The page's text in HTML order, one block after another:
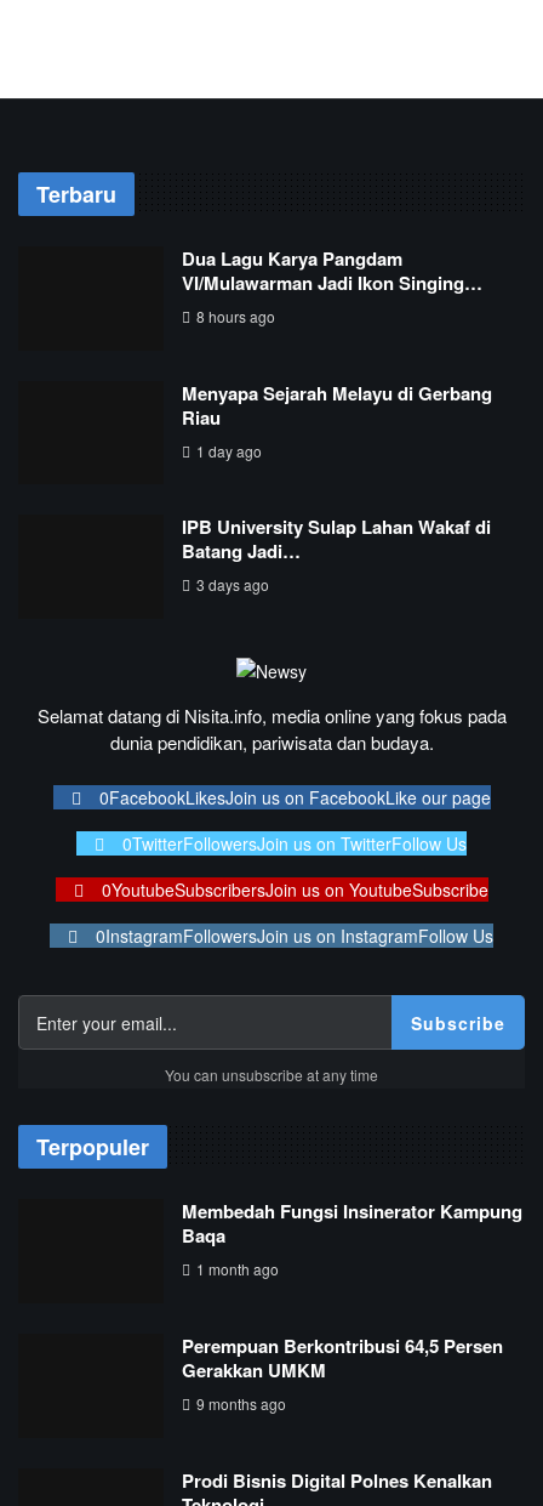
Terbaru
Dua Lagu Karya Pangdam
VI/Mulawarman Jadi Ikon Singing…
8 hours ago
Menyapa Sejarah Melayu di Gerbang
Riau
1 day ago
IPB University Sulap Lahan Wakaf di
Batang Jadi…
3 days ago
Selamat datang di Nisita.info, media online yang fokus pada
dunia pendidikan, pariwisata dan budaya.
0FacebookLikesJoin us on FacebookLike our page
0TwitterFollowersJoin us on TwitterFollow Us
0YoutubeSubscribersJoin us on YoutubeSubscribe
0InstagramFollowersJoin us on InstagramFollow Us
Subscribe
You can unsubscribe at any time
Terpopuler
Membedah Fungsi Insinerator Kampung
Baqa
1 month ago
Perempuan Berkontribusi 64,5 Persen
Gerakkan UMKM
9 months ago
Prodi Bisnis Digital Polnes Kenalkan